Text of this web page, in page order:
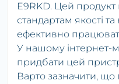
E9RKD. Цей
стандартам якості та
ефективно
У нашому інтернет-
придбати цей
Варто зазначити, що